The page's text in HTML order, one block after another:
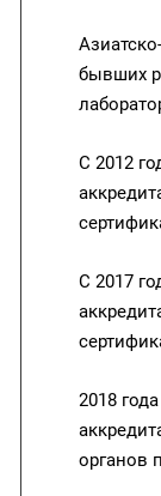
бывших
С 2012
С 2017
2018
органов